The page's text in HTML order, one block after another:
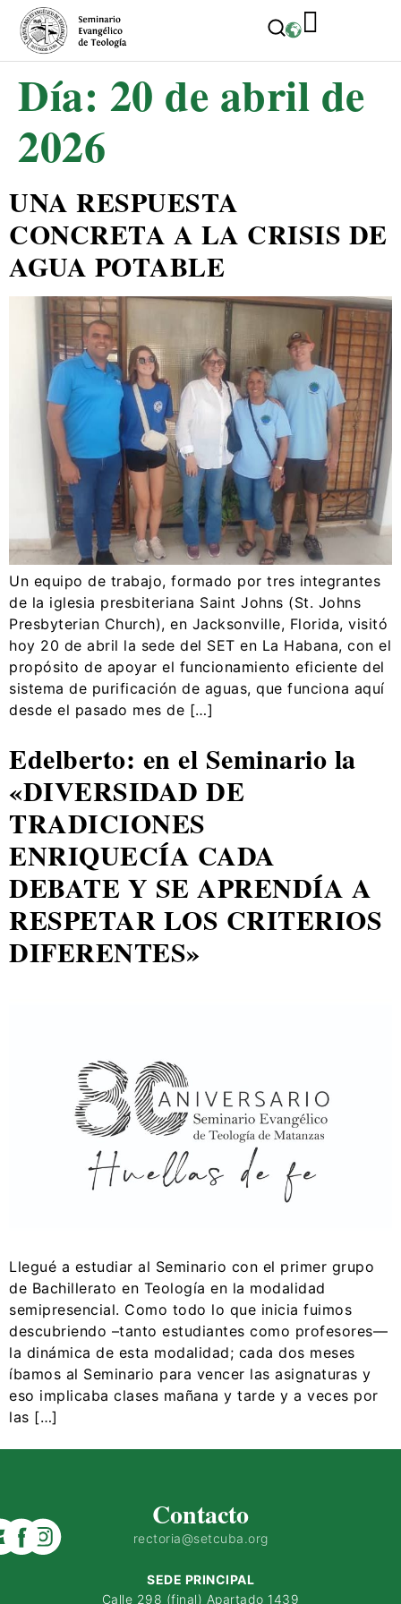
Día: 20 de abril de
2026
UNA RESPUESTA
CONCRETA A LA CRISIS DE
AGUA POTABLE
Un equipo de trabajo, formado por tres integrantes
de la iglesia presbiteriana Saint Johns (St. Johns
Presbyterian Church), en Jacksonville, Florida, visitó
hoy 20 de abril la sede del SET en La Habana, con el
propósito de apoyar el funcionamiento eficiente del
sistema de purificación de aguas, que funciona aquí
desde el pasado mes de […]
Edelberto: en el Seminario la
«DIVERSIDAD DE
TRADICIONES
ENRIQUECÍA CADA
DEBATE Y SE APRENDÍA A
RESPETAR LOS CRITERIOS
DIFERENTES»
Llegué a estudiar al Seminario con el primer grupo
de Bachillerato en Teología en la modalidad
semipresencial. Como todo lo que inicia fuimos
descubriendo –tanto estudiantes como profesores—
la dinámica de esta modalidad; cada dos meses
íbamos al Seminario para vencer las asignaturas y
eso implicaba clases mañana y tarde y a veces por
las […]
Contacto
rectoria@setcuba.org
SEDE PRINCIPAL
Calle 298 (final) Apartado 1439